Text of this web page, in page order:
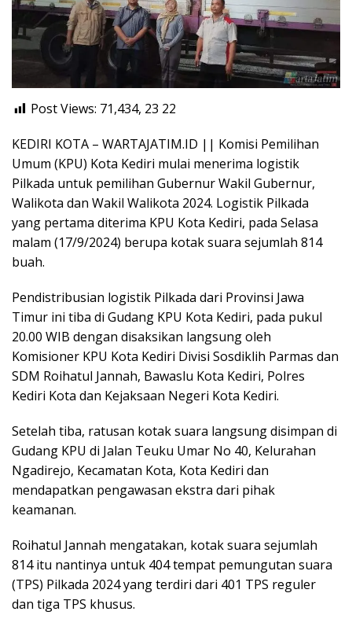
Post Views: 71,434, 23 22
KEDIRI KOTA – WARTAJATIM.ID || Komisi Pemilihan
Umum (KPU) Kota Kediri mulai menerima logistik
Pilkada untuk pemilihan Gubernur Wakil Gubernur,
Walikota dan Wakil Walikota 2024. Logistik Pilkada
yang pertama diterima KPU Kota Kediri, pada Selasa
malam (17/9/2024) berupa kotak suara sejumlah 814
buah.
Pendistribusian logistik Pilkada dari Provinsi Jawa
Timur ini tiba di Gudang KPU Kota Kediri, pada pukul
20.00 WIB dengan disaksikan langsung oleh
Komisioner KPU Kota Kediri Divisi Sosdiklih Parmas dan
SDM Roihatul Jannah, Bawaslu Kota Kediri, Polres
Kediri Kota dan Kejaksaan Negeri Kota Kediri.
Setelah tiba, ratusan kotak suara langsung disimpan di
Gudang KPU di Jalan Teuku Umar No 40, Kelurahan
Ngadirejo, Kecamatan Kota, Kota Kediri dan
mendapatkan pengawasan ekstra dari pihak
keamanan.
Roihatul Jannah mengatakan, kotak suara sejumlah
814 itu nantinya untuk 404 tempat pemungutan suara
(TPS) Pilkada 2024 yang terdiri dari 401 TPS reguler
dan tiga TPS khusus.